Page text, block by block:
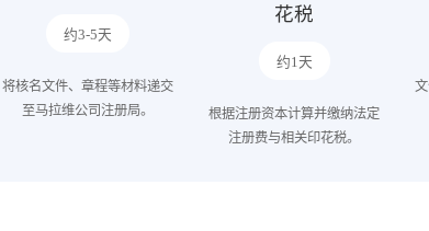
约3-5天
将核名文件、章程等材料递交
至马拉维公司注册局。
花税
约1天
根据注册资本计算并缴纳法定
注册费与相关印花税。